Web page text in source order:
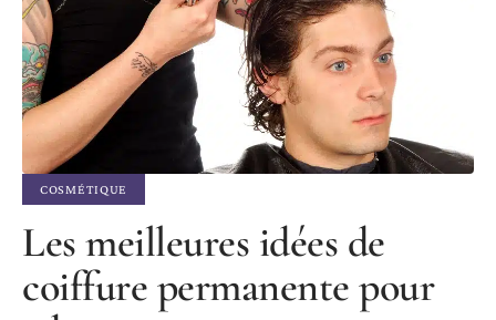
COSMÉTIQUE
Les meilleures idées de
coiffure permanente pour